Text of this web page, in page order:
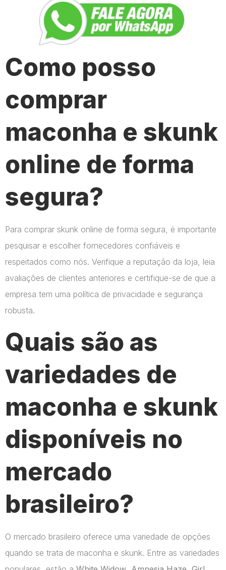
Como posso
comprar
maconha e skunk
online de forma
segura?
Para comprar skunk online de forma segura, é importante
pesquisar e escolher fornecedores confiáveis e
respeitados como nós. Verifique a reputação da loja, leia
avaliações de clientes anteriores e certifique-se de que a
empresa tem uma política de privacidade e segurança
robusta.
Quais são as
variedades de
maconha e skunk
disponíveis no
mercado
brasileiro?
O mercado brasileiro oferece uma variedade de opções
quando se trata de maconha e skunk. Entre as variedades